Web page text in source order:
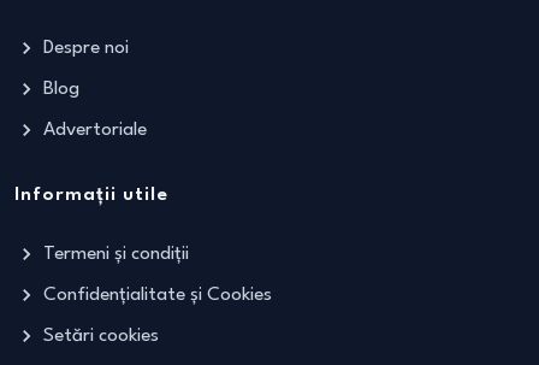
Despre noi
Blog
Advertoriale
Informații utile
Termeni și condiții
Confidențialitate și Cookies
Setări cookies